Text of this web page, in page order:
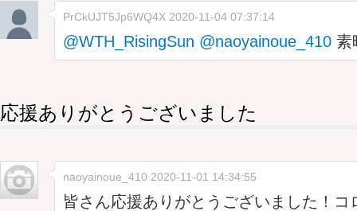
PrCkUJT5Jp6WQ4X 2020-11-04 07:37:14
@WTH_RisingSun @naoyainoue_410 素
応援ありがとうございました
naoyainoue_410 2020-11-01 14:34:55
皆さん応援ありがとうございました！コ